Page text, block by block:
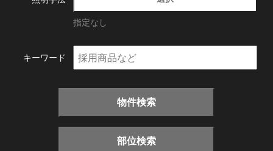
指定なし
キーワード
物件検索
部位検索